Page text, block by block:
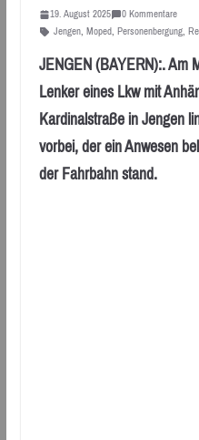
19. August 2025
0 Kommentare
Jengen, Moped, Personenbergung,
JENGEN (BAYERN):. Am
Lenker eines Lkw mit
Kardinalstraße in Jengen
vorbei, der ein Anwesen
der Fahrbahn stand.